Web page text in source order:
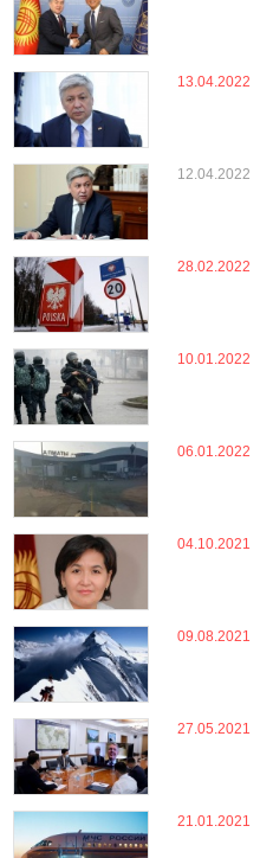
13.04.2022
12.04.2022
28.02.2022
10.01.2022
06.01.2022
04.10.2021
09.08.2021
27.05.2021
21.01.2021